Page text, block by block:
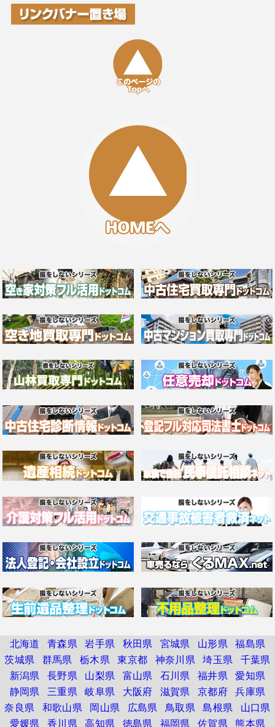
北海道 青森県 岩手県 秋田県 宮城県 山形県 福島県
茨城県 群馬県 栃木県 東京都 神奈川県 埼玉県 千葉県
新潟県 長野県 山梨県 富山県 石川県 福井県 愛知県
静岡県 三重県 岐阜県 大阪府 滋賀県 京都府 兵庫県
奈良県 和歌山県 岡山県 広島県 鳥取県 島根県
山口県
愛媛県 香川県 高知県 徳島県 福岡県 佐賀県 熊本県